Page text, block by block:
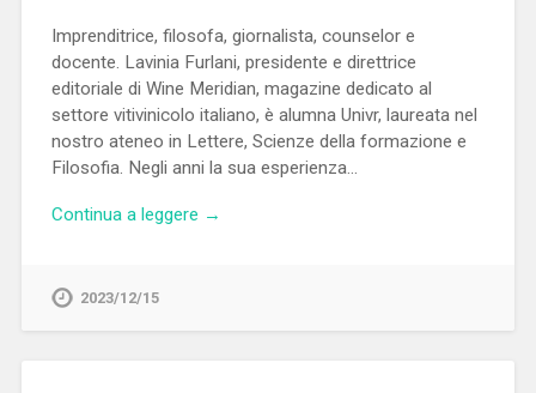
Imprenditrice, filosofa, giornalista, counselor e
docente. Lavinia Furlani, presidente e direttrice
editoriale di Wine Meridian, magazine dedicato al
settore vitivinicolo italiano, è alumna Univr, laureata nel
nostro ateneo in Lettere, Scienze della formazione e
Filosofia. Negli anni la sua esperienza…
Continua a leggere →
2023/12/15